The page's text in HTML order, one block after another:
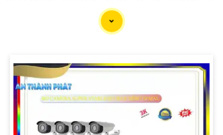
động. Chúng được thiết kế để đáp ứng nhu cầu giám sát an ninh cho các
tổ chức, doanh nghiệp và hộ gia đình.
Nếu bạn quan tâm đến việc mua Camera quan sát iTech từ công ty Chiến